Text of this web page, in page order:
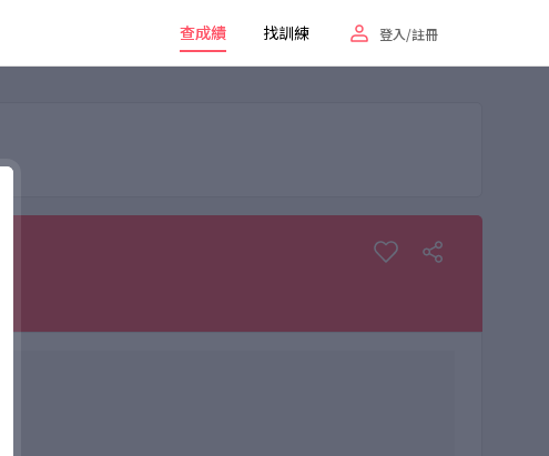
登入/註冊
查成績 找訓練